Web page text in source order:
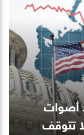
أصوات
تتوقف